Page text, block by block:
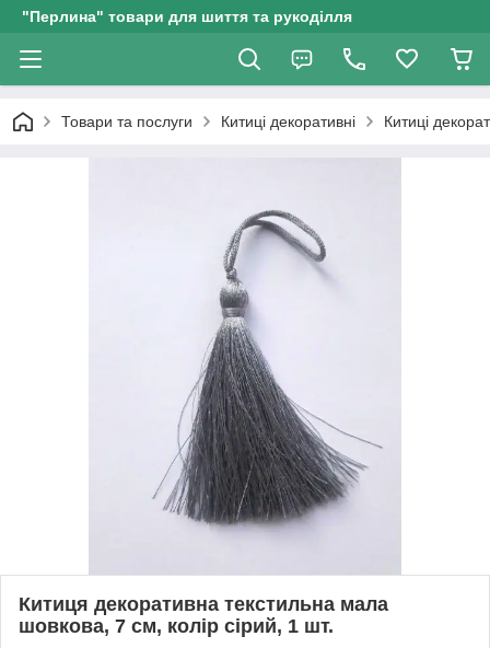
"Перлина" товари для шиття та рукоділля
Товари та послуги Китиці декоративні Китиці
Китиця декоративна текстильна мала
шовкова, 7 см, колір сірий, 1 шт.